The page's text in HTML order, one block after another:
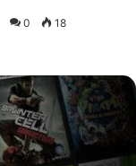
0 18